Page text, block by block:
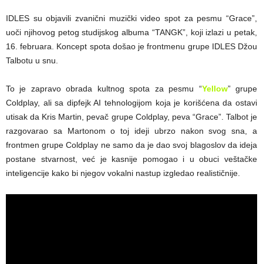
IDLES su objavili zvanični muzički video spot za pesmu “Grace”,
uoči njihovog petog studijskog albuma “TANGK”, koji izlazi u petak,
16. februara. Koncept spota došao je frontmenu grupe IDLES Džou
Talbotu u snu.
To je zapravo obrada kultnog spota za pesmu “Yellow” grupe
Coldplay, ali sa dipfejk AI tehnologijom koja je korišćena da ostavi
utisak da Kris Martin, pevač grupe Coldplay, peva “Grace”. Talbot je
razgovarao sa Martonom o toj ideji ubrzo nakon svog sna, a
frontmen grupe Coldplay ne samo da je dao svoj blagoslov da ideja
postane stvarnost, već je kasnije pomogao i u obuci veštačke
inteligencije kako bi njegov vokalni nastup izgledao realističnije.